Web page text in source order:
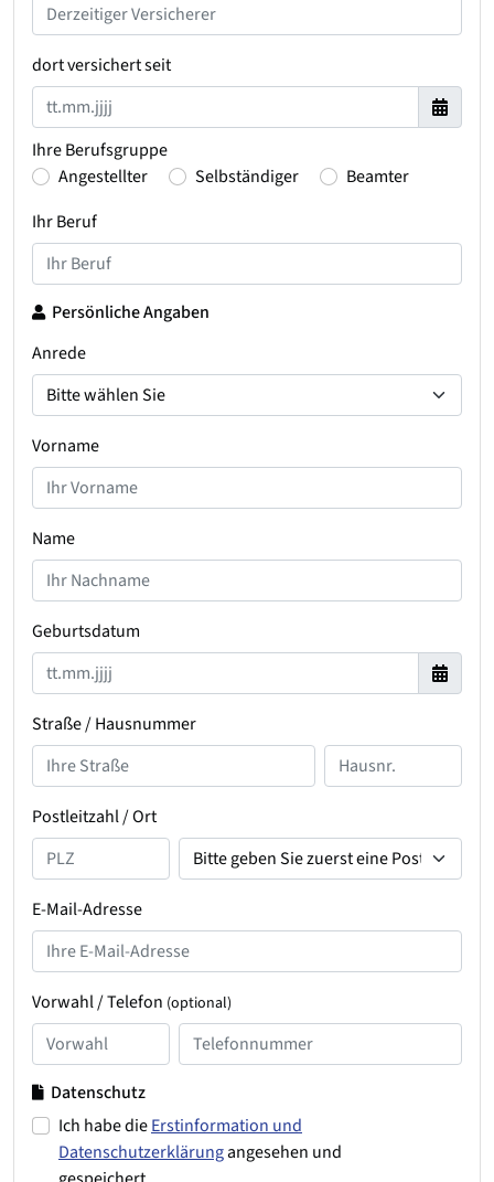
dort versichert seit
Ihre Berufsgruppe
Angestellter
Selbständiger
Beamter
Ihr Beruf
Persönliche Angaben
Anrede
Vorname
Name
Geburtsdatum
Straße / Hausnummer
Postleitzahl / Ort
E-Mail-Adresse
Vorwahl / Telefon (optional)
Datenschutz
Ich habe dieErstinformation und
Datenschutzerklärungangesehen und